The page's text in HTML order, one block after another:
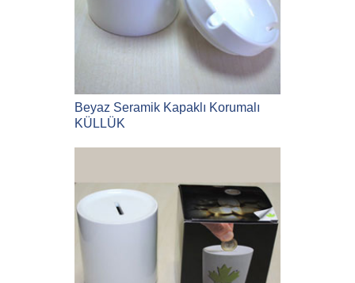
Beyaz Seramik Kapaklı Korumalı
KÜLLÜK